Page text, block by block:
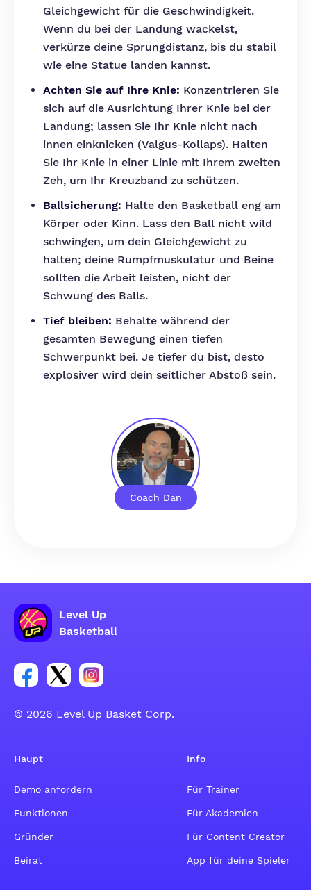
Coach Dan
Gleichgewicht für die Geschwindigkeit.
Wenn du bei der Landung wackelst,
verkürze deine Sprungdistanz, bis du stabil
wie eine Statue landen kannst.
Achten Sie auf Ihre Knie: Konzentrieren Sie
sich auf die Ausrichtung Ihrer Knie bei der
Landung; lassen Sie Ihr Knie nicht nach
innen einknicken (Valgus-Kollaps). Halten
Sie Ihr Knie in einer Linie mit Ihrem zweiten
Zeh, um Ihr Kreuzband zu schützen.
Ballsicherung: Halte den Basketball eng am
Körper oder Kinn. Lass den Ball nicht wild
schwingen, um dein Gleichgewicht zu
halten; deine Rumpfmuskulatur und Beine
sollten die Arbeit leisten, nicht der
Schwung des Balls.
Tief bleiben: Behalte während der
gesamten Bewegung einen tiefen
Schwerpunkt bei. Je tiefer du bist, desto
explosiver wird dein seitlicher Abstoß sein.
Level Up
Basketball
Link zur Facebook-Gruppe
Link zum Tweeter-Account
Link zum Instagram-Account
© 2026 Level Up Basket Corp.
Haupt
Demo anfordern
Funktionen
Gründer
Beirat
Info
Für Trainer
Für Akademien
Für Content Creator
App für deine Spieler